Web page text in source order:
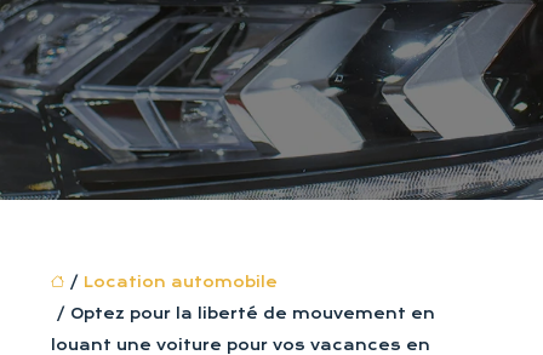
/ Location automobile
/ Optez pour la liberté de mouvement en
louant une voiture pour vos vacances en